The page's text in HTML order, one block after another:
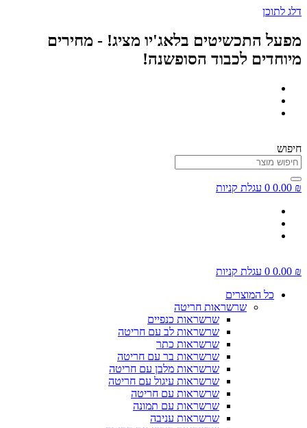
דלג לתוכן
מפעל התכשיטים בלאג'יו מציג! - מחירים
מיוחדים לכבוד הסופשנה!
חיפוש
0.00 ₪
0 עגלת קניות
0.00 ₪
0 עגלת קניות
כל המוצרים
שרשראות חריטה
שרשראות כנפיים
שרשראות לב עם חריטה
שרשראות כתר
שרשראות בר עם חריטה
שרשראות מלבן עם חריטה
שרשראות עיגול עם חריטה
שרשראות עם חריטה
שרשראות עם תמונה
שרשראות עניבה